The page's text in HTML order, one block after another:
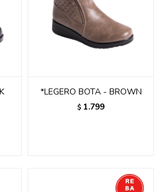
*LEGERO BOTA - BROWN
$ 1.799